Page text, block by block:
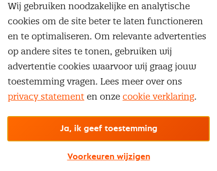
Service & contact
Over inkoop
Netwerk en communities
Aanmelden nieuwsbrief
Word lid van Nevi
Inkoop vacatures
Opzeggen lidmaatschap
Populaire thema's
Aanbesteden
Contractmanagement
Kostenmanagement
Onderhandelen
Supply management
Opleidingen en trainingen
Trainingen
Opleidingen
Maatwerk
Vrijstellingen
Cookievoorkeuren beherenOnzealgemene
© Nevi.nl
Wij gebruiken noodzakelijke en analytische
cookies om de site beter te laten functioneren
en te optimaliseren. Om relevante advertenties
op andere sites te tonen, gebruiken wij
advertentie cookies waarvoor wij graag jouw
toestemming vragen. Lees meer over ons
privacy statement en onze cookie verklaring.
Ja, ik geef toestemming
Voorkeuren wijzigen